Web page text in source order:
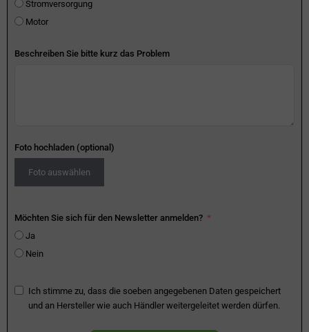
Stromversorgung
Motor
Beschreiben Sie bitte kurz das Problem
Foto hochladen (optional)
Foto auswählen
Möchten Sie sich für den Newsletter anmelden?
Ja
Nein
Ich stimme zu, dass die soeben angegebenen Daten gespeichert
und an Hersteller wie auch Händler weitergeleitet werden dürfen.